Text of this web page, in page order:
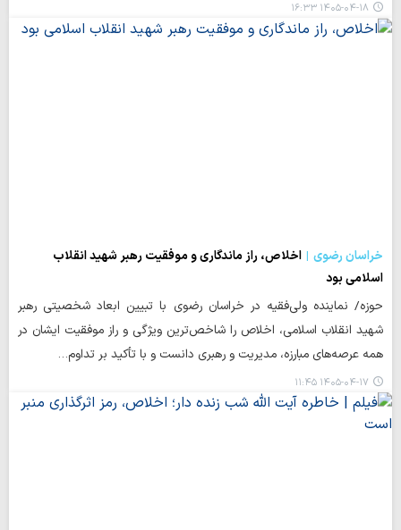
۱۴۰۵-۰۴-۱۸ ۱۶:۳۳
خراسان رضوی
اخلاص، راز ماندگاری و موفقیت رهبر شهید انقلاب
اسلامی بود
حوزه/ نماینده ولی‌فقیه در خراسان رضوی با تبیین ابعاد شخصیتی رهبر
شهید انقلاب اسلامی، اخلاص را شاخص‌ترین ویژگی و راز موفقیت ایشان در
همه عرصه‌های مبارزه، مدیریت و رهبری دانست و با تأکید بر تداوم…
۱۴۰۵-۰۴-۱۷ ۱۱:۴۵